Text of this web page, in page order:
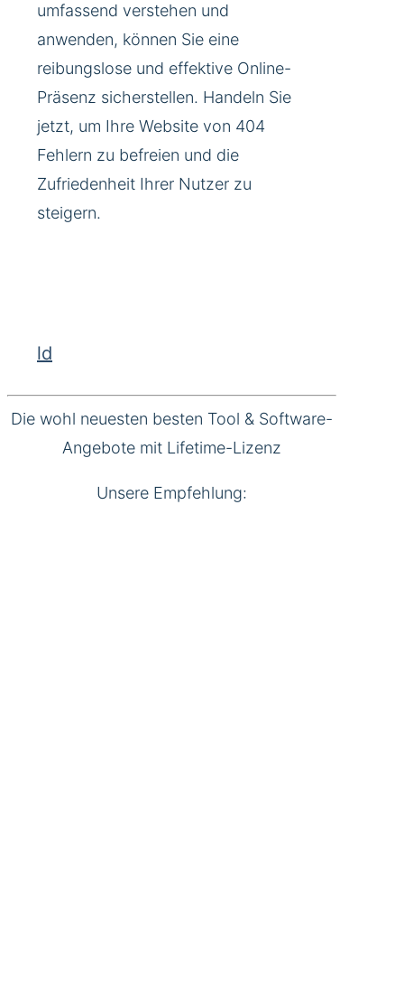
umfassend verstehen und
anwenden, können Sie eine
reibungslose und effektive Online-
Präsenz sicherstellen. Handeln Sie
jetzt, um Ihre Website von 404
Fehlern zu befreien und die
Zufriedenheit Ihrer Nutzer zu
steigern.
ld
Die wohl neuesten besten Tool & Software-
Angebote mit Lifetime-Lizenz
Unsere Empfehlung: